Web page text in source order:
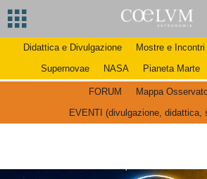
Didattica e Divulgazione Mostre e Incontri
Supernovae
NASA Pianeta Marte
FORUM
Mappa
EVENTI (divulgazione, didattica,